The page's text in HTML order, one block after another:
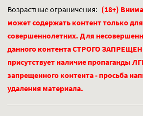
Возрастные ограничения: (18+)
может содержать контент только для
совершеннолетних. Для
данного контента СТРОГО
присутствует наличие пропаганды
запрещенного контента - просьба
удаления материала.